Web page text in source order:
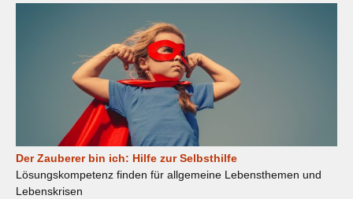
Der Zauberer bin ich: Hilfe zur Selbsthilfe
Lösungskompetenz finden für allgemeine Lebensthemen und
Lebenskrisen